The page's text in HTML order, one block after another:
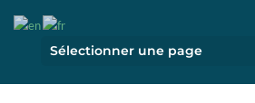
Sélectionner une page